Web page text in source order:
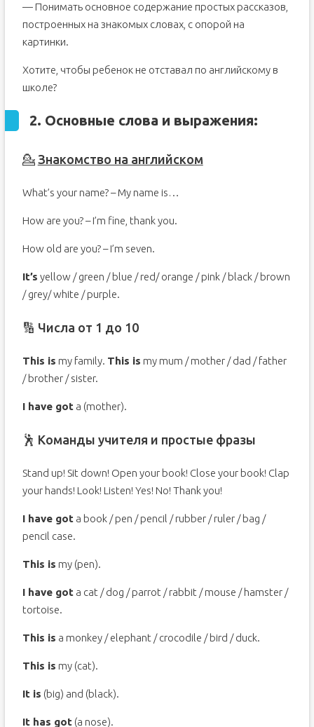
— Понимать основное содержание простых рассказов,
построенных на знакомых словах, с опорой на
картинки.
Хотите, чтобы ребенок не отставал по английскому в
школе?
2. Основные слова и выражения:
💁 Знакомство на английском
What’s your name? – My name is…
How are you? – I’m fine, thank you.
How old are you? – I’m seven.
It’s yellow / green / blue / red/ orange / pink / black / brown
/ grey/ white / purple.
🔢 Числа от 1 до 10
This is my family. This is my mum / mother / dad / father
/ brother / sister.
I have got a (mother).
🕺 Команды учителя и простые фразы
Stand up! Sit down! Open your book! Close your book! Clap
your hands! Look! Listen! Yes! No! Thank you!
I have got a book / pen / pencil / rubber / ruler / bag /
pencil case.
This is my (pen).
I have got a cat / dog / parrot / rabbit / mouse / hamster /
tortoise.
This is a monkey / elephant / crocodile / bird / duck.
This is my (cat).
It is (big) and (black).
It has got (a nose).